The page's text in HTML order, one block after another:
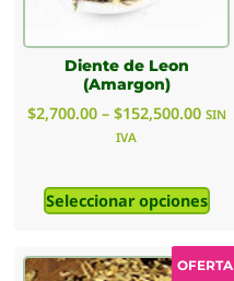
Diente de Leon
(Amargon)
$2,700.00 – $152,500.00 SIN
IVA
Seleccionar opciones
OFERTA